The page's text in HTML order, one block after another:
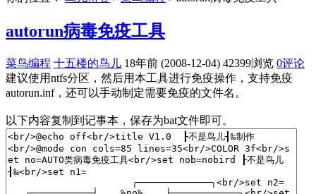
autorun病毒免疫工具
菜鸟编程 十五楼的鸟儿 18年前 (2008-12-04) 42399浏览 0评论
建议使用ntfs分区，然后用本工具进行免疫操作，支持免疫
autorun.inf，还可以手动制定需要免疫的文件名。
以下内容复制到记事本，保存为bat文件即可。